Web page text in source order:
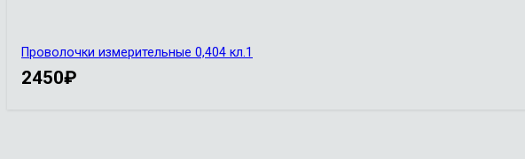
Проволочки измерительные 0,404 кл.1
2450₽